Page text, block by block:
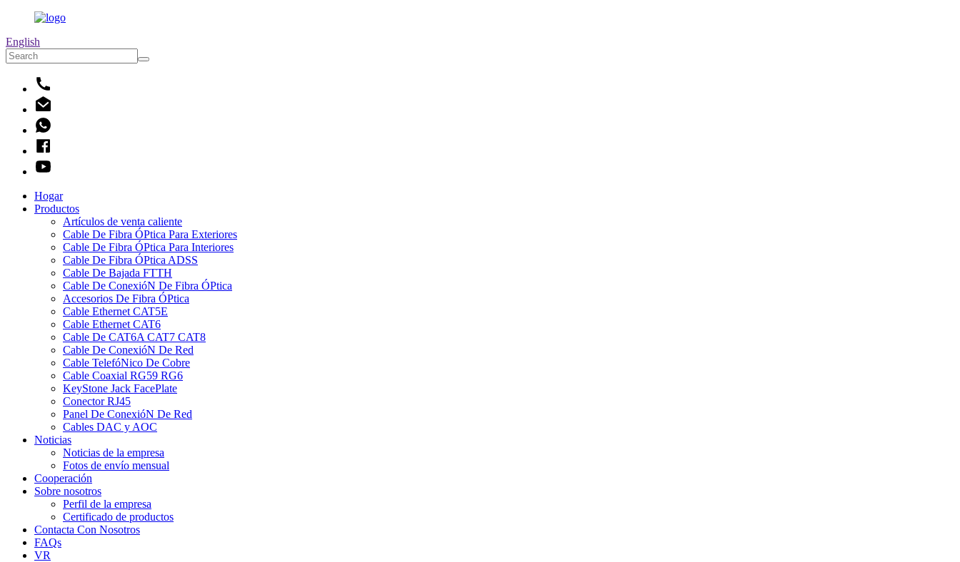
English
Hogar
Productos
Artículos de venta caliente
Cable De Fibra ÓPtica Para Exteriores
Cable De Fibra ÓPtica Para Interiores
Cable De Fibra ÓPtica ADSS
Cable De Bajada FTTH
Cable De ConexióN De Fibra ÓPtica
Accesorios De Fibra ÓPtica
Cable Ethernet CAT5E
Cable Ethernet CAT6
Cable De CAT6A CAT7 CAT8
Cable De ConexióN De Red
Cable TelefóNico De Cobre
Cable Coaxial RG59 RG6
KeyStone Jack FacePlate
Conector RJ45
Panel De ConexióN De Red
Cables DAC y AOC
Noticias
Noticias de la empresa
Fotos de envío mensual
Cooperación
Sobre nosotros
Perfil de la empresa
Certificado de productos
Contacta Con Nosotros
FAQs
VR